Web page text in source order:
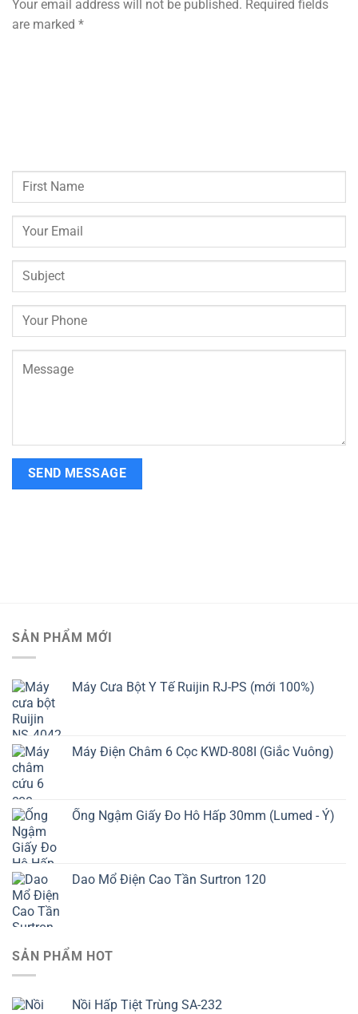
Your email address will not be published. Required fields
are marked *
SẢN PHẨM MỚI
Máy Cưa Bột Y Tế Ruijin RJ-PS (mới 100%)
Máy Điện Châm 6 Cọc KWD-808I (Giắc Vuông)
Ống Ngậm Giấy Đo Hô Hấp 30mm (Lumed - Ý)
Dao Mổ Điện Cao Tần Surtron 120
SẢN PHẨM HOT
Nồi Hấp Tiệt Trùng SA-232